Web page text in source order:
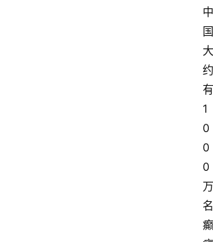
中
国
大
约
有
1
0
0
0
万
名
癫